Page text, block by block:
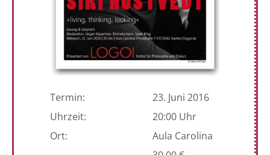
Termin:
23. Juni 2016
Uhrzeit:
20:00 Uhr
Ort:
Aula Carolina